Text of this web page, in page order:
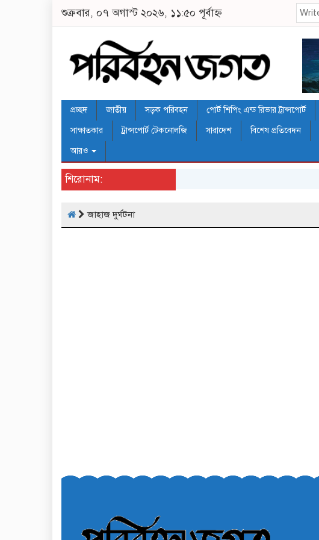
শুক্রবার, ০৭ অগাস্ট ২০২৬, ১১:৫০ পূর্বাহ্ন
প্রচ্ছদ জাতীয় সড়ক পরিবহন পোর্ট শিপিং এন্ড রিভার ট্রান্সপোর্ট
সাক্ষাতকার
ট্রান্সপোর্ট টেকনোলজি সারাদেশ বিশেষ প্রতিবেদন
আরও
শিরোনাম:
জাহাজ দুর্ঘটনা